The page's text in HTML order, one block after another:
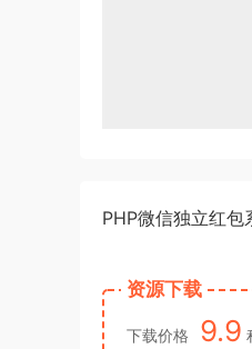
PHP微信独立红
资源下载
下载价格 9.9